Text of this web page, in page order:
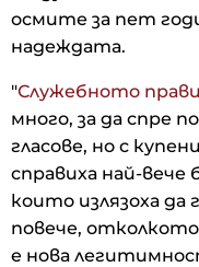
осмите за пет
надеждата.
"Служебното
много, за да спре
гласове, но с
справиха най-вече
които излязоха да
повече,
е нова